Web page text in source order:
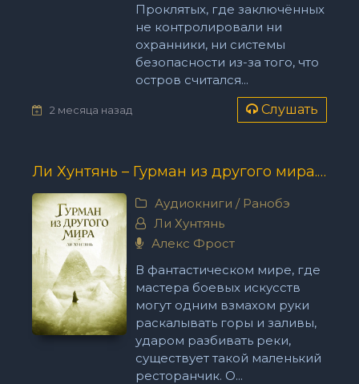
Проклятых, где заключённых
не контролировали ни
охранники, ни системы
безопасности из-за того, что
остров считался...
2 месяца назад Слушать
Ли Хунтянь – Гурман из другого мира. 200-250.
Аудиокниги / Ранобэ
Ли Хунтянь
Алекс Фрост
В фантастическом мире, где
мастера боевых искусств
могут одним взмахом руки
раскалывать горы и заливы,
ударом разбивать реки,
существует такой маленький
ресторанчик. О...